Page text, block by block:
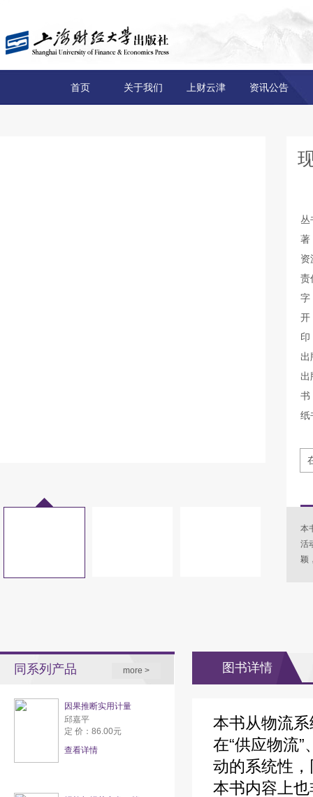
首页 关于我们 上财云津 资讯公告
丛
著
资
责
出
出
纸
本
活
颖
同系列产品 more >
因果推断实用计量
邱嘉平
定 价：86.00元
查看详情
图书详情
本书从物流
在“供应物流”
动的系统性
本书内容上